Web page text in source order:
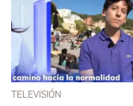
TELEVISIÓN